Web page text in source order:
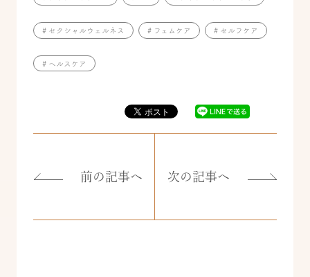
# セクシャルウェルネス # フェムケア # セルフケア
# ヘルスケア
前の記事へ 次の記事へ